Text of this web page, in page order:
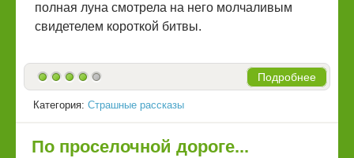
полная луна смотрела на него молчаливым
свидетелем короткой битвы.
Подробнее
Категория: Страшные рассказы
По проселочной дороге...